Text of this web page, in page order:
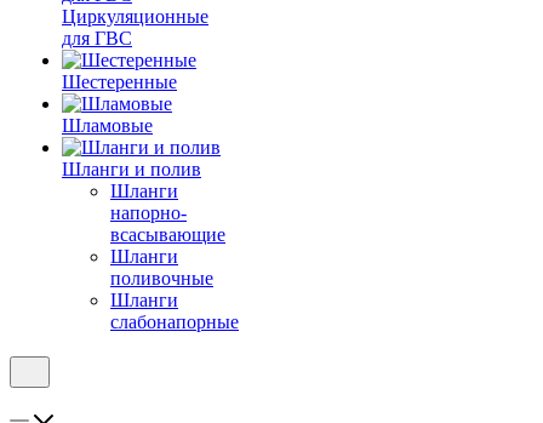
Циркуляционные
для ГВС
Шестеренные
Шламовые
Шланги и полив
Шланги
напорно-
всасывающие
Шланги
поливочные
Шланги
слабонапорные